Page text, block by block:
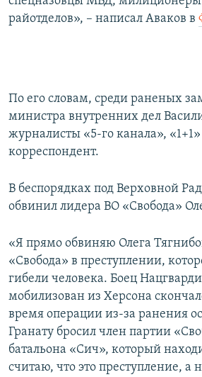
Все сайты RFE/RL
райотделов», – написал Аваков в
​По его словам, среди раненых
министра внутренних дел
журналисты «5-го канала»,
корреспондент.
В беспорядках под Верховной
обвинил лидера ВО «Свобода»
«Я прямо обвиняю Олега
«Свобода» в преступлении,
гибели человека. Боец
мобилизован из Херсона
время операции из-за ранения
Гранату бросил член партии
батальона «Сич», который
считаю, что это преступление, а